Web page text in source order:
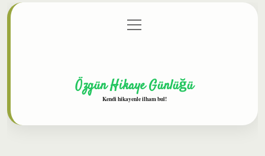
Gizlilik Politikası
menüyü
aç
Özgün Hikaye Günlüğü
Kendi hikayenle ilham bul!